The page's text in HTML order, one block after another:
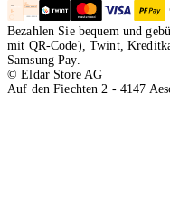
Bezahlen Sie bequem und
mit QR-Code), Twint,
Samsung Pay.
© Eldar Store AG
Auf den Fiechten 2 - 4147